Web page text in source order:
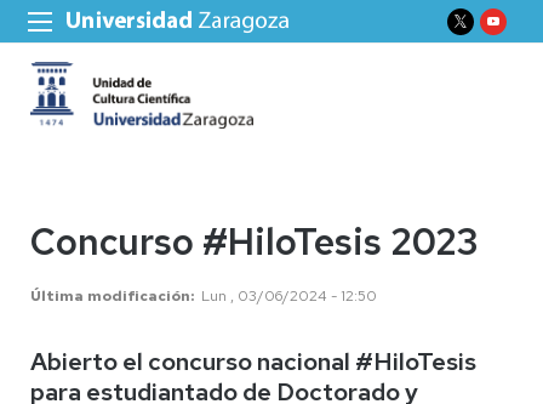
Concurso #HiloTesis 2023
Última modificación Lun , 03/06/2024 - 12:50
Abierto el concurso nacional #HiloTesis
para estudiantado de Doctorado y